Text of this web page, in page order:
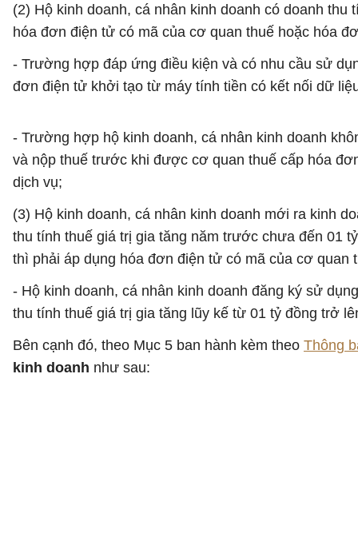
(2) Hộ kinh doanh, cá nhân kinh doanh có doanh
hóa đơn điện tử có mã của cơ quan thuế hoặc hóa
- Trường hợp đáp ứng điều kiện và có nhu cầu sử
đơn điện tử khởi tạo từ máy tính tiền có kết nối dữ
- Trường hợp hộ kinh doanh, cá nhân kinh doanh
và nộp thuế trước khi được cơ quan thuế cấp hóa
dịch vụ;
(3) Hộ kinh doanh, cá nhân kinh doanh mới ra kinh
thu tính thuế giá trị gia tăng năm trước chưa đến 01
thì phải áp dụng hóa đơn điện tử có mã của cơ
- Hộ kinh doanh, cá nhân kinh doanh đăng ký sử
thu tính thuế giá trị gia tăng lũy kế từ 01 tỷ đồng trở
Bên cạnh đó, theo Mục 5 ban hành kèm theo Thông
kinh doanh như sau: